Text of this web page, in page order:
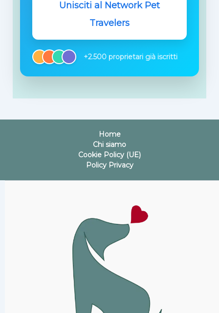
Unisciti al Network Pet
Travelers
+2.500 proprietari già iscritti
Home
Chi siamo
Cookie Policy (UE)
Policy Privacy